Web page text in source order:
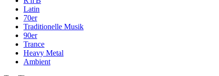
Latin
70er
Traditionelle Musik
90er
Trance
Heavy Metal
Ambient